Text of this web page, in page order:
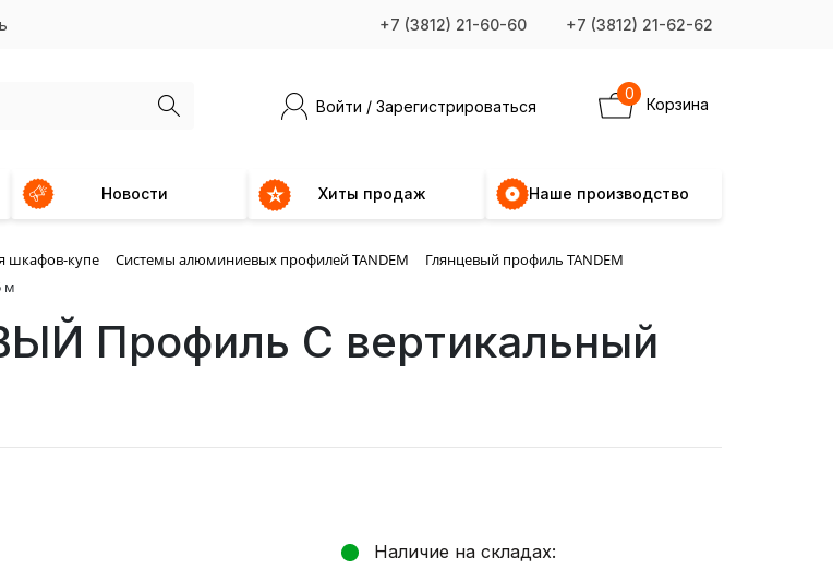
+7 (3812) 21-60-60 +7 (3812) 21-62-62
Войти / Зарегистрироваться Корзина
0
Новости Хиты продаж Наше производство
шкафов-купе Системы алюминиевых профилей TANDEM
Глянцевый профиль TANDEM
м
Профиль С вертикальный
Наличие на складах: